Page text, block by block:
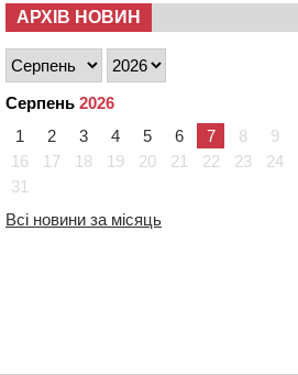
АРХІВ НОВИН
Серпень 2026
1
2 3 4 5 6 7 8 9
16
17 18 19 20 21 22 23 24
31
Всі новини за місяць